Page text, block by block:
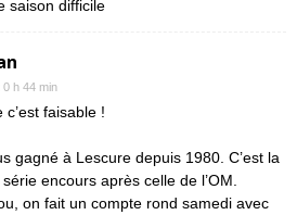
saison difficile
0 h 44 min
faisable !
gagné à Lescure depuis 1980. C’est la
encours après celle de l’OM.
on fait un compte rond samedi avec